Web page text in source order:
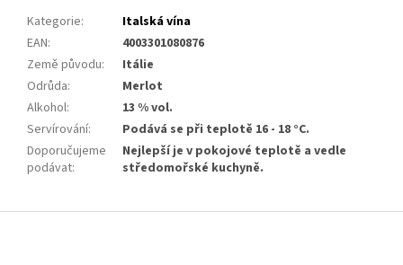
Kategorie:
Italská vína
EAN:
4003301080876
Země původu:
Itálie
Odrůda:
Merlot
Alkohol:
13 % vol.
Servírování:
Podává se při teplotě 16 - 18 °C.
Doporučujeme
podávat:
Nejlepší je v pokojové teplotě a vedle
středomořské kuchyně.